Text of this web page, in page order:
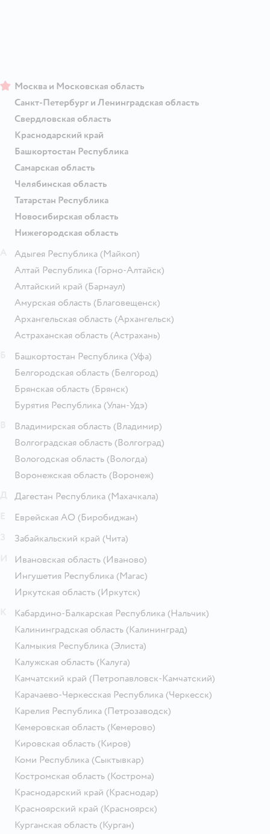
Москва и Московская область
Санкт-Петербург и Ленинградская область
Свердловская область
Краснодарский край
Башкортостан Республика
Самарская область
Челябинская область
Татарстан Республика
Новосибирская область
Нижегородская область
Адыгея Республика (Майкоп)
Алтай Республика (Горно-Алтайск)
Алтайский край (Барнаул)
Амурская область (Благовещенск)
Архангельская область (Архангельск)
Астраханская область (Астрахань)
Башкортостан Республика (Уфа)
Белгородская область (Белгород)
Брянская область (Брянск)
Бурятия Республика (Улан-Удэ)
Владимирская область (Владимир)
Волгоградская область (Волгоград)
Вологодская область (Вологда)
Воронежская область (Воронеж)
Дагестан Республика (Махачкала)
Еврейская АО (Биробиджан)
Забайкальский край (Чита)
Ивановская область (Иваново)
Ингушетия Республика (Магас)
Иркутская область (Иркутск)
Кабардино-Балкарская Республика (Нальчик)
Калининградская область (Калининград)
Калмыкия Республика (Элиста)
Калужская область (Калуга)
Камчатский край (Петропавловск-Камчатский)
Карачаево-Черкесская Республика (Черкесск)
Карелия Республика (Петрозаводск)
Кемеровская область (Кемерово)
Кировская область (Киров)
Коми Республика (Сыктывкар)
Костромская область (Кострома)
Краснодарский край (Краснодар)
Красноярский край (Красноярск)
Курганская область (Курган)